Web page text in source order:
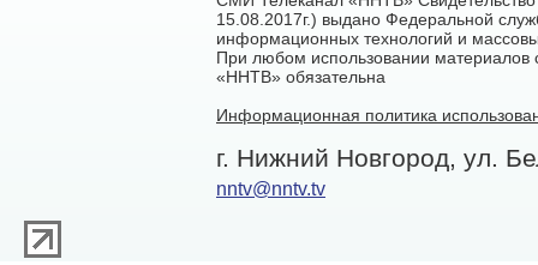
15.08.2017г.) выдано Федеральной
информационных технологий и
При любом использовании материалов
«ННТВ» обязательна
Информационная политика
г. Нижний Новгород, ул.
nntv@nntv.tv